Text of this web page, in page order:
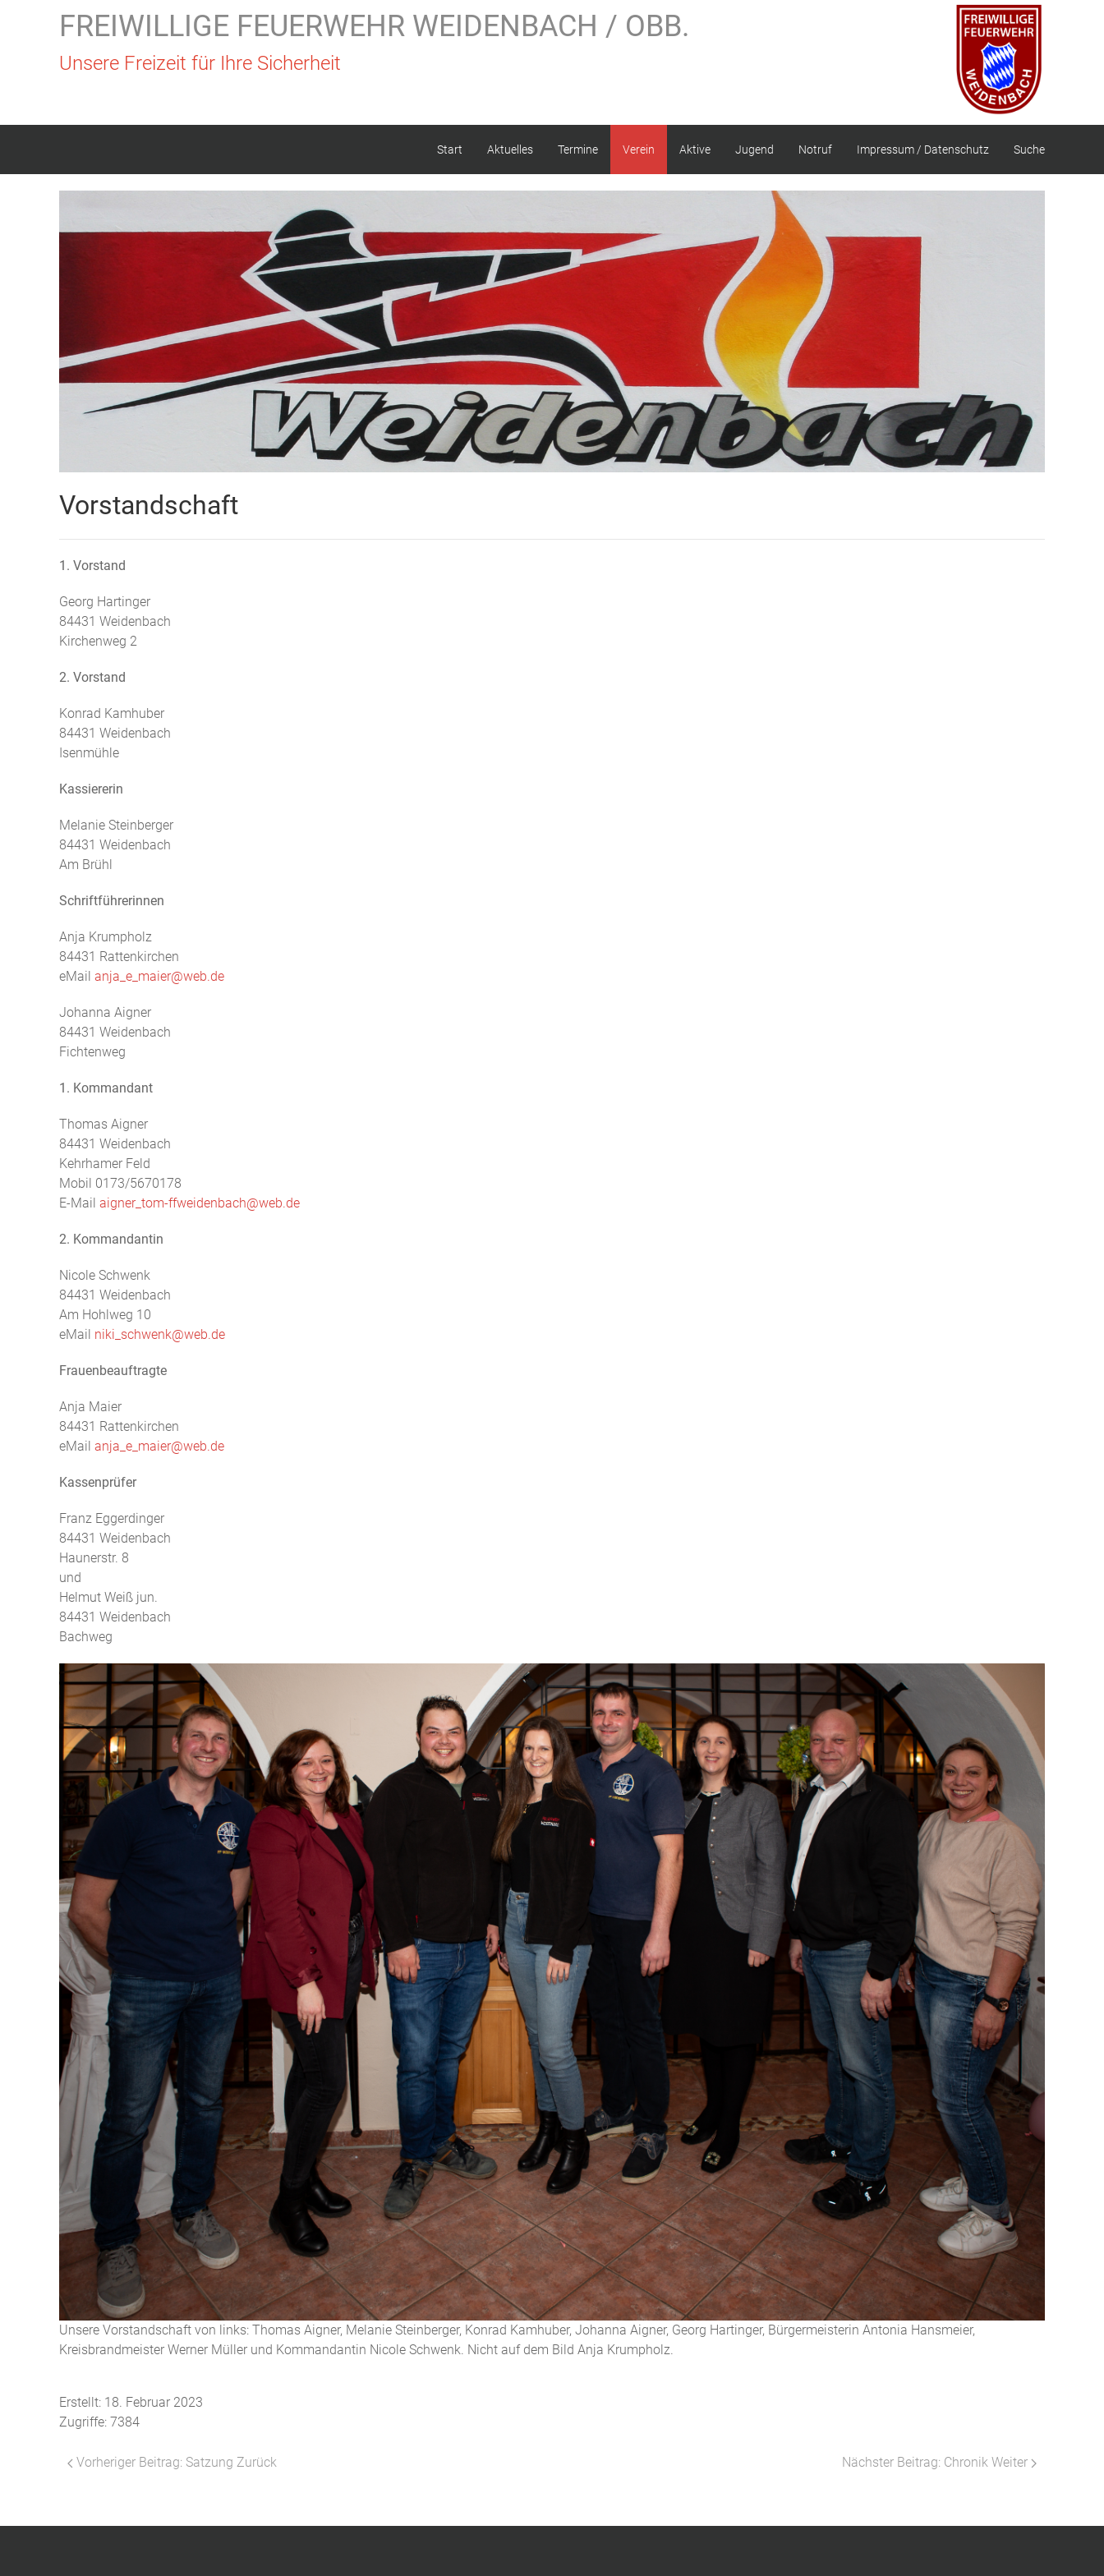
FREIWILLIGE FEUERWEHR WEIDENBACH / OBB.
Unsere Freizeit für Ihre Sicherheit
Start Aktuelles Termine Verein Aktive Jugend Notruf Impressum / Datenschutz Suche
Vorstandschaft
1. Vorstand
Georg Hartinger
84431 Weidenbach
Kirchenweg 2
2. Vorstand
Konrad Kamhuber
84431 Weidenbach
Isenmühle
Kassiererin
Melanie Steinberger
84431 Weidenbach
Am Brühl
Schriftführerinnen
Anja Krumpholz
84431 Rattenkirchen
eMail anja_e_maier@web.de
Johanna Aigner
84431 Weidenbach
Fichtenweg
1. Kommandant
Thomas Aigner
84431 Weidenbach
Kehrhamer Feld
Mobil 0173/5670178
E-Mail aigner_tom-ffweidenbach@web.de
2. Kommandantin
Nicole Schwenk
84431 Weidenbach
Am Hohlweg 10
eMail niki_schwenk@web.de
Frauenbeauftragte
Anja Maier
84431 Rattenkirchen
eMail anja_e_maier@web.de
Kassenprüfer
Franz Eggerdinger
84431 Weidenbach
Haunerstr. 8
und
Helmut Weiß jun.
84431 Weidenbach
Bachweg
Unsere Vorstandschaft von links: Thomas Aigner, Melanie Steinberger, Konrad Kamhuber, Johanna Aigner, Georg Hartinger, Bürgermeisterin Antonia Hansmeier,
Kreisbrandmeister Werner Müller und Kommandantin Nicole Schwenk. Nicht auf dem Bild Anja Krumpholz.
Erstellt: 18. Februar 2023
Zugriffe: 7384
Vorheriger Beitrag: Satzung Zurück Nächster Beitrag: Chronik Weiter